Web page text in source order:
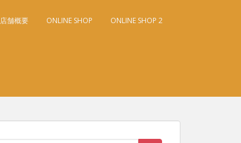
店舗概要 ONLINE SHOP ONLINE SHOP 2